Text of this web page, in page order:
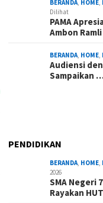
BERANDA, HOME,
Dilihat
PAMA
Ambon
BERANDA, HOME,
Audiensi
Sampaikan
PENDIDIKAN
BERANDA, HOME,
2026
SMA Negeri
Rayakan